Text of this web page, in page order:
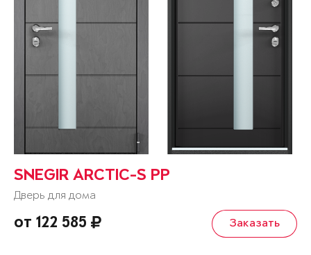
SNEGIR ARCTIC-S PP
Дверь для дома
от 122 585 Заказать